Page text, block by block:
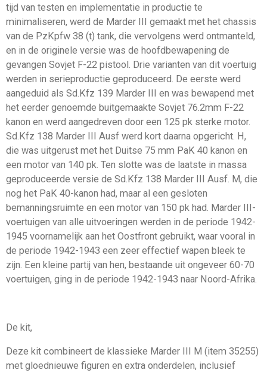
tijd van testen en implementatie in productie te
minimaliseren, werd de Marder III gemaakt met het chassis
van de PzKpfw 38 (t) tank, die vervolgens werd ontmanteld,
en in de originele versie was de hoofdbewapening de
gevangen Sovjet F-22 pistool. Drie varianten van dit voertuig
werden in serieproductie geproduceerd. De eerste werd
aangeduid als Sd.Kfz 139 Marder III en was bewapend met
het eerder genoemde buitgemaakte Sovjet 76.2mm F-22
kanon en werd aangedreven door een 125 pk sterke motor.
Sd.Kfz 138 Marder III Ausf werd kort daarna opgericht. H,
die was uitgerust met het Duitse 75 mm PaK 40 kanon en
een motor van 140 pk. Ten slotte was de laatste in massa
geproduceerde versie de Sd.Kfz 138 Marder III Ausf. M, die
nog het PaK 40-kanon had, maar al een gesloten
bemanningsruimte en een motor van 150 pk had. Marder III-
voertuigen van alle uitvoeringen werden in de periode 1942-
1945 voornamelijk aan het Oostfront gebruikt, waar vooral in
de periode 1942-1943 een zeer effectief wapen bleek te
zijn. Een kleine partij van hen, bestaande uit ongeveer 60-70
voertuigen, ging in de periode 1942-1943 naar Noord-Afrika.
De kit,
Deze kit combineert de klassieke Marder III M (item 35255)
met gloednieuwe figuren en extra onderdelen, inclusief